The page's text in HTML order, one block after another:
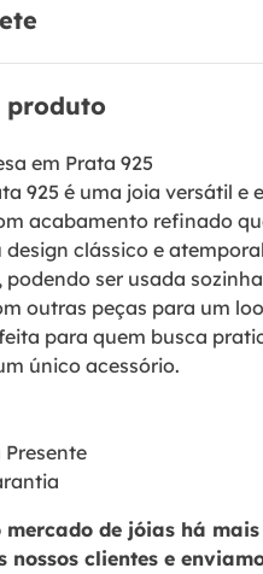
produto
em Prata 925
925 é uma joia versátil e
acabamento refinado
design clássico e
podendo ser usada
outras peças para um
para quem busca
único acessório.
de jóias há mais
nossos clientes e